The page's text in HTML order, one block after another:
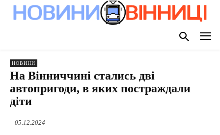
НОВИНИ
На Вінниччині стались дві
автопригоди, в яких постраждали
діти
05.12.2024